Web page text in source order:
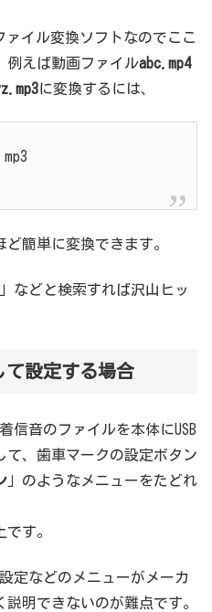
イル変換ソフトなのでここ
例えば動画ファイルabc.mp4
に変換するには、
簡単に変換できます。
」などと検索すれば沢山ヒッ
て設定する場合
信音のファイルを本体にUSB
て、歯車マークの設定ボタン
」のようなメニューをたどれ
す。
定などのメニューがメーカ
明できないのが難点です。